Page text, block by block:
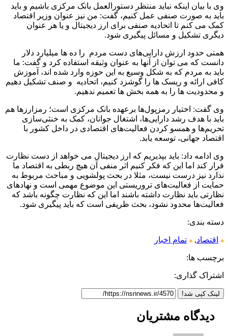
وی با بیان اینکه نباید منتظر دستورالعمل بانک مرکزی باشیم و باید
باید به صورت صنفی عمل کنیم، گفت: من نیز عنوان وزیر اقتصاد
کمک می کنم تا اتحادیه صنفی برای ارز دیجیتال و یا هر عنوان
دیگری تشکیل و مسائل پیگیری شود.
همتی حدود ارزش دارایی‌های دست مردم را ده ها میلیارد دلار
دانست که می توان از آنها به عنوان وثیقه استفاده کرد و گفت: ما
باید به مردم که به شکل وسیع به این حوزه وارد شده اند، آموزش
کافی ارائه و ریسک ها را گوشزد کنیم، اتحادیه و صنف تشکیل دهیم
و محدودیت ها را به همه بخش ها تعمیم ندهیم.
وی گفت: اختیار رمزپول‌ها برعهده بانک مرکزی است؛ رمزارزها هم
باید با هدف رشد دارایی‌ها، اشتغال جوانان، کمک به خنثی‌سازی
تحریم‌ها و همسو کردن فعالیت‌های اقتصادی در داخل کشور با
اقتصاد جهانی، توسعه یابد.
وی ادامه داد: باید بپذیریم که ارز دیجیتال می خواهد از دست نظارت
فرار کند اما این که فکر کنیم اثر منفی آن هیچ ربطی به اقتصاد ما
ندارد نیز درست نیست، مثلا در بحث پولشویی و مباحث مربوط به
حمایت از فعالیت‌های تروریستی این موضوع مهمی است و نهادهای
نظارتی باید نظارت داشته باشند اما این که نظارت چگونه باشد که
فعالیت‌ها محدود نشود، بحث ظریفی است که باید پیگیری شود.
دسته بندی:
اقتصاد, تمام اخبار
برچسب ها:
اشتراک گذاری:
لینک کپی شد!
دیدگاه مشتریان